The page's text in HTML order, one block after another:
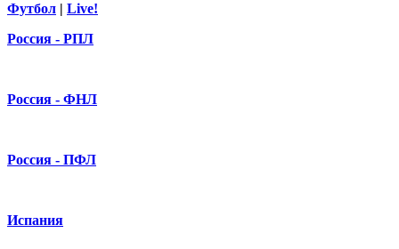
Футбол | Live!
Россия - РПЛ
Россия - ФНЛ
Россия - ПФЛ
Испания